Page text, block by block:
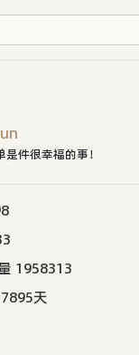
是件很幸福的事！
1958313
天